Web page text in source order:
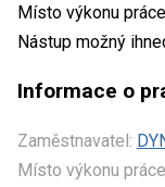
Místo výkonu
Nástup možný
Informace o
Zaměstnavatel:
Místo výkonu